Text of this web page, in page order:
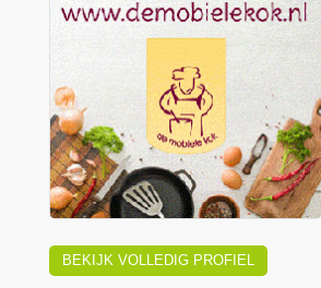
BEKIJK VOLLEDIG PROFIEL